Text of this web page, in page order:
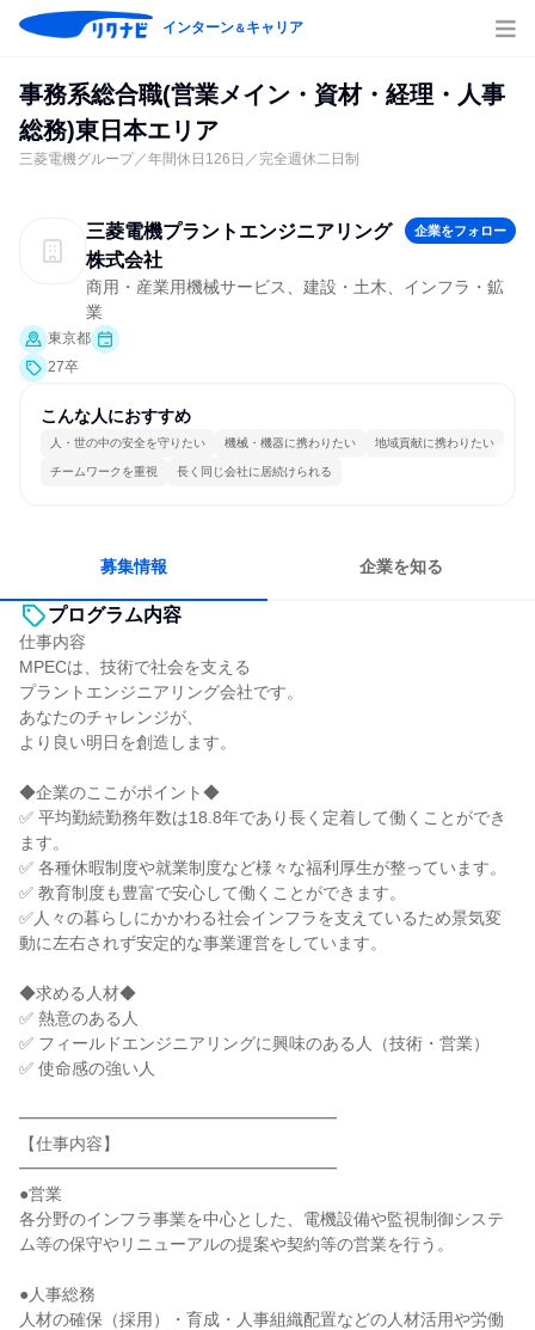
インターン＆キャリア
事務系総合職(営業メイン・資材・経理・人事
総務)東日本エリア
三菱電機グループ／年間休日126日／完全週休二日制
三菱電機プラントエンジニアリング
株式会社
企業をフォロー
商用・産業用機械サービス、建設・土木、インフラ・鉱
業
東京都
27卒
こんな人におすすめ
人・世の中の安全を守りたい 機械・機器に携わりたい 地域貢献に携わりたい
チームワークを重視 長く同じ会社に居続けられる
募集情報 企業を知る
プログラム内容
仕事内容
MPECは、技術で社会を支える
プラントエンジニアリング会社です。
あなたのチャレンジが、
より良い明日を創造します。
◆企業のここがポイント◆
✅ 平均勤続勤務年数は18.8年であり長く定着して働くことができ
ます。
✅ 各種休暇制度や就業制度など様々な福利厚生が整っています。
✅ 教育制度も豊富で安心して働くことができます。
✅人々の暮らしにかかわる社会インフラを支えているため景気変
動に左右されず安定的な事業運営をしています。
◆求める人材◆
✅ 熱意のある人
✅ フィールドエンジニアリングに興味のある人（技術・営業）
✅ 使命感の強い人
━━━━━━━━━━━━━━━━━━━
【仕事内容】
━━━━━━━━━━━━━━━━━━━
●営業
各分野のインフラ事業を中心とした、電機設備や監視制御システ
ム等の保守やリニューアルの提案や契約等の営業を行う。
●人事総務
人材の確保（採用）・育成・人事組織配置などの人材活用や労働